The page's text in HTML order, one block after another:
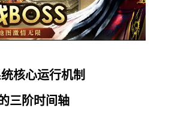
核心运行机制
三阶时间轴